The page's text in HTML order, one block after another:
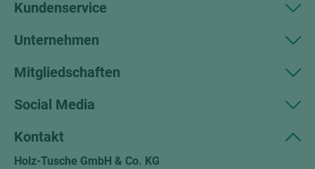
Kundenservice
Unternehmen
Mitgliedschaften
Social Media
Kontakt
Holz-Tusche GmbH & Co. KG